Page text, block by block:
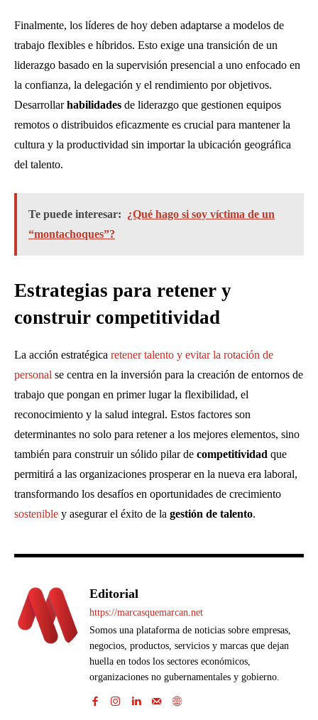
Finalmente, los líderes de hoy deben adaptarse a modelos de
trabajo flexibles e híbridos. Esto exige una transición de un
liderazgo basado en la supervisión presencial a uno enfocado en
la confianza, la delegación y el rendimiento por objetivos.
Desarrollarhabilidades de liderazgo que gestionen equipos
remotos o distribuidos eficazmente es crucial para mantener la
cultura y la productividad sin importar la ubicación geográfica
del talento.
Te puede interesar: ¿Qué hago si soy víctima de un
“montachoques”?
Estrategias para retener y
construir competitividad
La acción estratégica retener talento y evitar la rotación de
personal se centra en la inversión para la creación de entornos de
trabajo que pongan en primer lugar la flexibilidad, el
reconocimiento y la salud integral. Estos factores son
determinantes no solo para retener a los mejores elementos, sino
también para construir un sólido pilar de competitividad que
permitirá a las organizaciones prosperar en la nueva era laboral,
transformando los desafíos en oportunidades de crecimiento
sostenible y asegurar el éxito de la gestión de talento.
Editorial
https://marcasquemarcan.net
Somos una plataforma de noticias sobre empresas,
negocios, productos, servicios y marcas que dejan
huella en todos los sectores económicos,
organizaciones no gubernamentales y gobierno.